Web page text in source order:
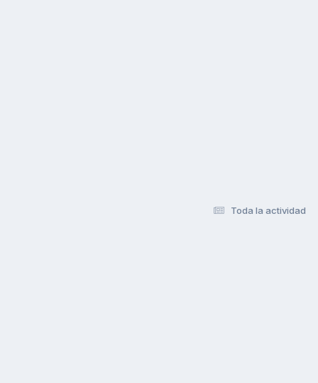
Toda la actividad